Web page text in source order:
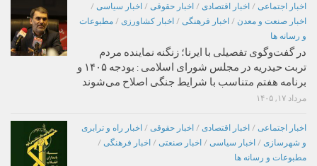
اخبار اجتماعی / اخبار اقتصادی / اخبار حقوقی / اخبار سیاسی /
اخبار صنعت و معدن / اخبار فرهنگی / اخبار کشاورزی / مطبوعات
و رسانه ها
در گفت‌وگوی تفصیلی با ایرنا؛ زنگنه نماینده مردم
تربت حیدریه در مجلس شورای اسلامی : بودجه ۱۴۰۵ و
برنامه هفتم متناسب با شرایط جنگی اصلاح می‌شوند
مرداد ۱۷, ۱۴۰۵
اخبار اجتماعی / اخبار اقتصادی / اخبار حقوقی / اخبار راه و ترابری
و شهرسازی / اخبار سیاسی / اخبار صنعتی / اخبار فرهنگی /
مطبوعات و رسانه ها